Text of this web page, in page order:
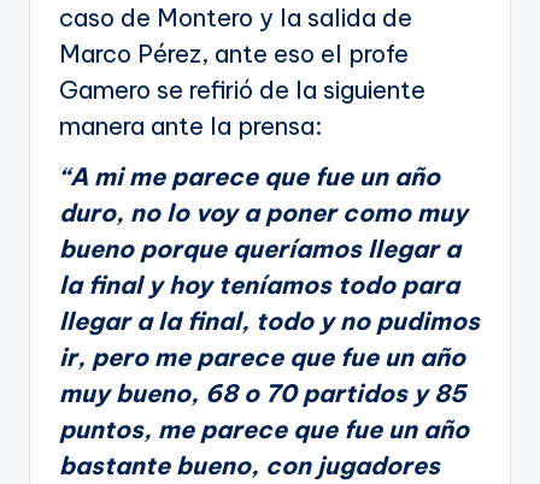
caso de Montero y la salida de
Marco Pérez, ante eso el profe
Gamero se refirió de la siguiente
manera ante la prensa:
“A mi me parece que fue un año
duro, no lo voy a poner como muy
bueno porque queríamos llegar a
la final y hoy teníamos todo para
llegar a la final, todo y no pudimos
ir, pero me parece que fue un año
muy bueno, 68 o 70 partidos y 85
puntos, me parece que fue un año
bastante bueno, con jugadores